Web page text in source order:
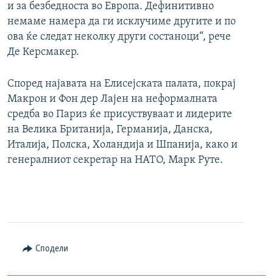
и за безбедноста во Европа. Дефинитивно
немаме намера да ги исклучиме другите и по
ова ќе следат неколку други состаноци“, рече
Де Керсмакер.
Според најавата на Елисејската палата, покрај
Макрон и Фон дер Лајен на неформалната
средба во Париз ќе присуствуваат и лидерите
на Велика Британија, Германија, Данска,
Италија, Полска, Холандија и Шпанија, како и
генералниот секретар на НАТО, Марк Руте.
Сподели